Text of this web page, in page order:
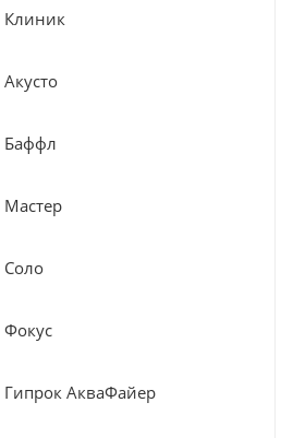
Клиник
Баффл
Мастер
Соло
Фокус
Гипрок АкваФайер